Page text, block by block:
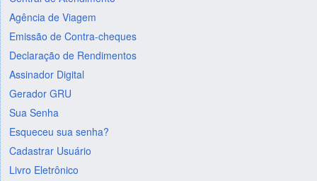
Agência de Viagem
Emissão de Contra-cheques
Declaração de Rendimentos
Assinador Digital
Gerador GRU
Sua Senha
Esqueceu sua senha?
Cadastrar Usuário
Livro Eletrônico